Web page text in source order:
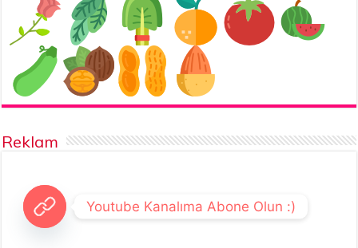
Reklam
Youtube Kanalıma Abone Olun :)